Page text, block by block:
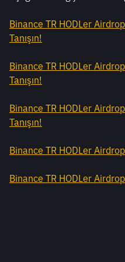
Binance TR HODLer
Tanışın!
Binance TR HODLer
Tanışın!
Binance TR HODLer
Tanışın!
Binance TR HODLer
Binance TR HODLer